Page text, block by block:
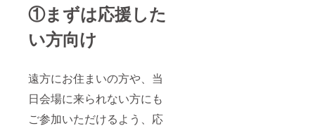
①まずは応援した
い方向け
遠方にお住まいの方や、当
日会場に来られない方にも
ご参加いただけるよう、応